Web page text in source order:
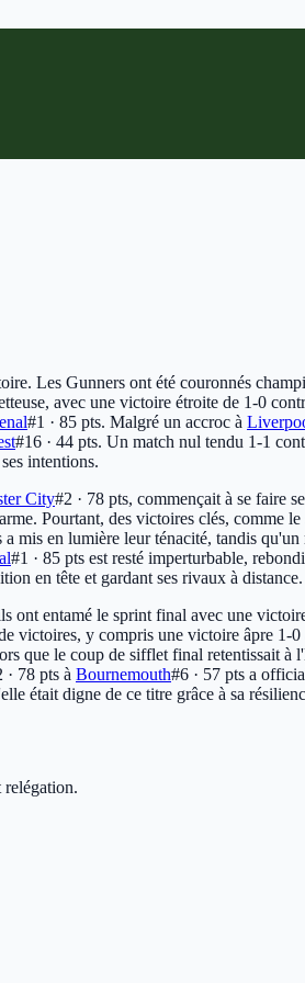
Les Gunners ont été couronnés
avec une victoire étroite de 1-0
#1 · 85 pts. Malgré un accroc à
#16 · 44 pts. Un match nul tendu 1-1
intentions.
City#2 · 78 pts, commençait à se faire
Pourtant, des victoires clés, comme
a mis en lumière leur ténacité, tandis
#1 · 85 pts est resté imperturbable,
en tête et gardant ses rivaux à distance.
ont entamé le sprint final avec une
victoires, y compris une victoire âpre 1-0
que le coup de sifflet final retentissait à
· 78 pts à Bournemouth#6 · 57 pts a
était digne de ce titre grâce à sa
relégation.